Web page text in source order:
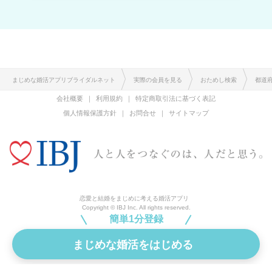
簡単1分登録
まじめな婚活をはじめる
まじめな婚活アプリブライダルネット 実際の会員を見る おためし検索 都道
会社概要 利用規約
特定商取引法に基づく表記
個人情報保護方針
お問合せ サイトマップ
恋愛と結婚をまじめに考える婚活アプリ
Copyright © IBJ Inc. All rights reserved.